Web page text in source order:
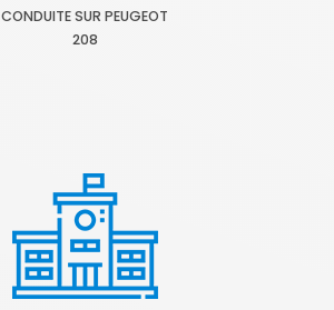
CONDUITE SUR PEUGEOT
208